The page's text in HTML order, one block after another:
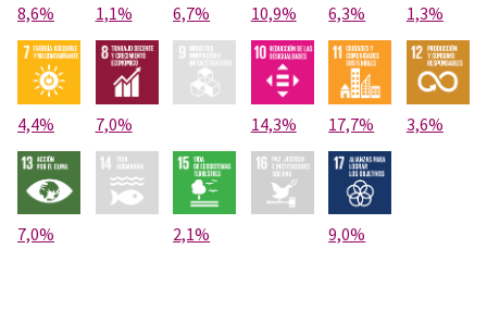
8,6% 1,1% 6,7% 10,9% 6,3% 1,3%
4,4% 7,0% 14,3% 17,7% 3,6%
7,0% 2,1% 9,0%